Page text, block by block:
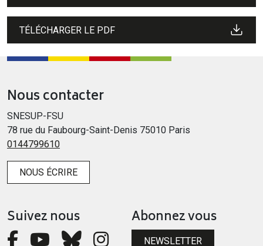
TÉLÉCHARGER LE PDF
Nous contacter
SNESUP-FSU
78 rue du Faubourg-Saint-Denis 75010 Paris
0144799610
NOUS ÉCRIRE
Suivez nous Abonnez vous
NEWSLETTER